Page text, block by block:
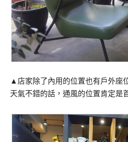
▲店家除了內用的位置也有戶外座
天氣不錯的話，通風的位置肯定是